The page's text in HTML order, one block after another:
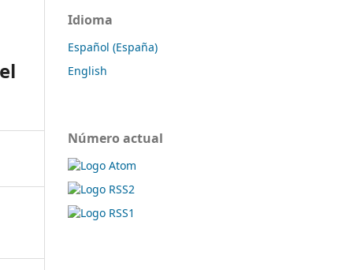
Idioma
Español (España)
English
Número actual